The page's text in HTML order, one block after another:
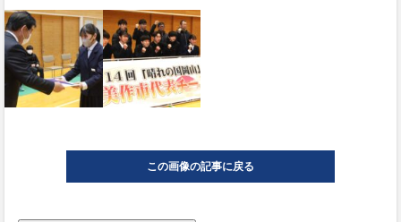
この画像の記事に戻る